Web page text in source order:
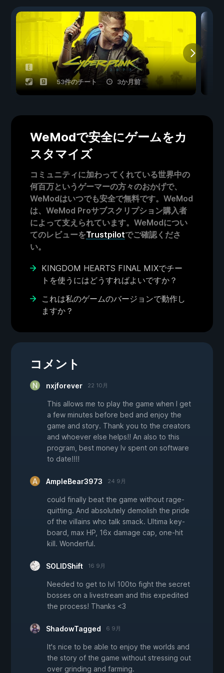
53件のチート 3か月前
WeModで安全にゲームをカ
スタマイズ
コミュニティに加わってくれている世界中の
何百万というゲーマーの方々のおかげで、
WeModはいつでも安全で無料です。WeMod
は、WeMod Proサブスクリプション購入者
によって支えられています。WeModについ
てのレビューをTrustpilotでご確認くださ
い。
KINGDOM HEARTS FINAL MIXでチー
トを使うにはどうすればよいですか？
これは私のゲームのバージョンで動作し
ますか？
コメント
nxjforever 22 10月
This allows me to play the game when I get
a few minutes before bed and enjoy the
game and story. Thank you to the creators
and whoever else helps!! An also to this
program, best money Iv spent on software
to date!!!!
AmpleBear3973 24 9月
could finally beat the game without rage-
quitting. And absolutely demolish the pride
of the villains who talk smack. Ultima key-
board, max HP, 16x damage cap, one-hit
kill. Wonderful.
SOLIDShift 16 9月
Needed to get to lvl 100to fight the secret
bosses on a livestream and this expedited
the process! Thanks <3
ShadowTagged 6 9月
It's nice to be able to enjoy the worlds and
the story of the game without stressing out
over grinding and farming.